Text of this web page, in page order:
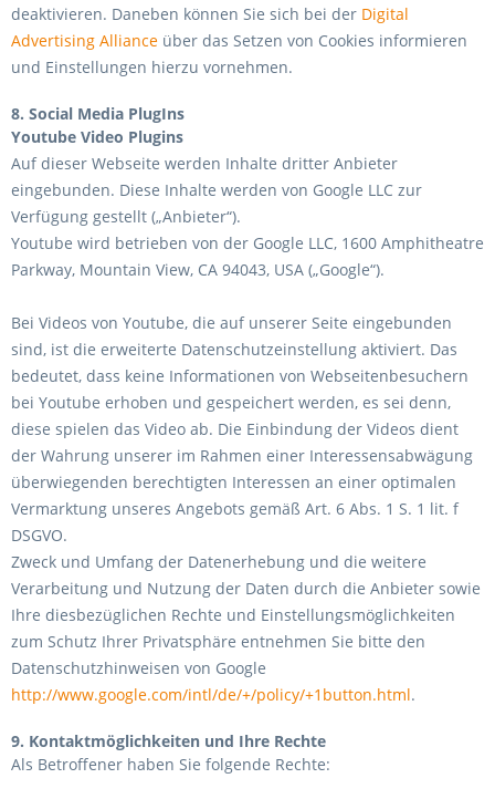
deaktivieren. Daneben können Sie sich bei der Digital
Advertising Alliance über das Setzen von Cookies informieren
und Einstellungen hierzu vornehmen.
8. Social Media PlugIns
Youtube Video Plugins
Auf dieser Webseite werden Inhalte dritter Anbieter
eingebunden. Diese Inhalte werden von Google LLC zur
Verfügung gestellt („Anbieter“).
Youtube wird betrieben von der Google LLC, 1600 Amphitheatre
Parkway, Mountain View, CA 94043, USA („Google“).
Bei Videos von Youtube, die auf unserer Seite eingebunden
sind, ist die erweiterte Datenschutzeinstellung aktiviert. Das
bedeutet, dass keine Informationen von Webseitenbesuchern
bei Youtube erhoben und gespeichert werden, es sei denn,
diese spielen das Video ab. Die Einbindung der Videos dient
der Wahrung unserer im Rahmen einer Interessensabwägung
überwiegenden berechtigten Interessen an einer optimalen
Vermarktung unseres Angebots gemäß Art. 6 Abs. 1 S. 1 lit. f
DSGVO.
Zweck und Umfang der Datenerhebung und die weitere
Verarbeitung und Nutzung der Daten durch die Anbieter sowie
Ihre diesbezüglichen Rechte und Einstellungsmöglichkeiten
zum Schutz Ihrer Privatsphäre entnehmen Sie bitte den
Datenschutzhinweisen von Google
http://www.google.com/intl/de/+/policy/+1button.html.
9. Kontaktmöglichkeiten und Ihre Rechte
Als Betroffener haben Sie folgende Rechte: